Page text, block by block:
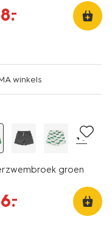
8.
–
winkels
+6
groen
6.
–